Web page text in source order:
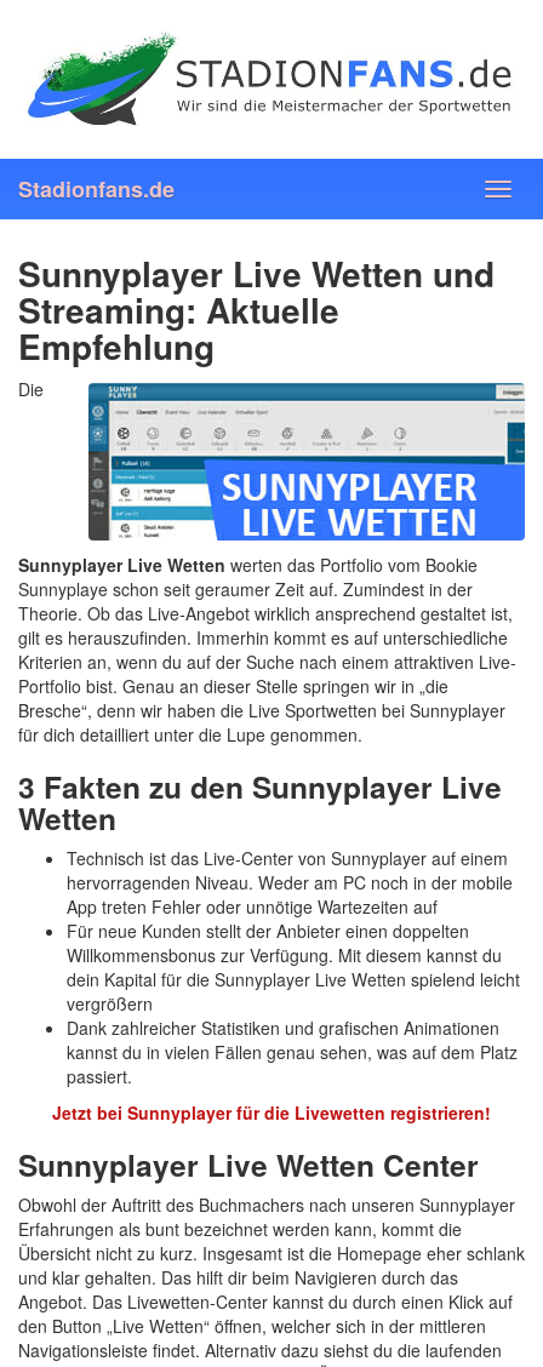
content
Stadionfans.de
Sunnyplayer Live Wetten und
Streaming: Aktuelle
Empfehlung
Die
Sunnyplayer Live Wetten werten das Portfolio vom Bookie
Sunnyplaye schon seit geraumer Zeit auf. Zumindest in der
Theorie. Ob das Live-Angebot wirklich ansprechend gestaltet ist,
gilt es herauszufinden. Immerhin kommt es auf unterschiedliche
Kriterien an, wenn du auf der Suche nach einem attraktiven Live-
Portfolio bist. Genau an dieser Stelle springen wir in „die
Bresche“, denn wir haben die Live Sportwetten bei Sunnyplayer
für dich detailliert unter die Lupe genommen.
3 Fakten zu den Sunnyplayer Live
Wetten
Technisch ist das Live-Center von Sunnyplayer auf einem
hervorragenden Niveau. Weder am PC noch in der mobile
App treten Fehler oder unnötige Wartezeiten auf
Für neue Kunden stellt der Anbieter einen doppelten
Willkommensbonus zur Verfügung. Mit diesem kannst du
dein Kapital für die Sunnyplayer Live Wetten spielend leicht
vergrößern
Dank zahlreicher Statistiken und grafischen Animationen
kannst du in vielen Fällen genau sehen, was auf dem Platz
passiert.
Jetzt bei Sunnyplayer für die Livewetten registrieren!
Sunnyplayer Live Wetten Center
Obwohl der Auftritt des Buchmachers nach unseren Sunnyplayer
Erfahrungen als bunt bezeichnet werden kann, kommt die
Übersicht nicht zu kurz. Insgesamt ist die Homepage eher schlank
und klar gehalten. Das hilft dir beim Navigieren durch das
Angebot. Das Livewetten-Center kannst du durch einen Klick auf
den Button „Live Wetten“ öffnen, welcher sich in der mittleren
Navigationsleiste findet. Alternativ dazu siehst du die laufenden